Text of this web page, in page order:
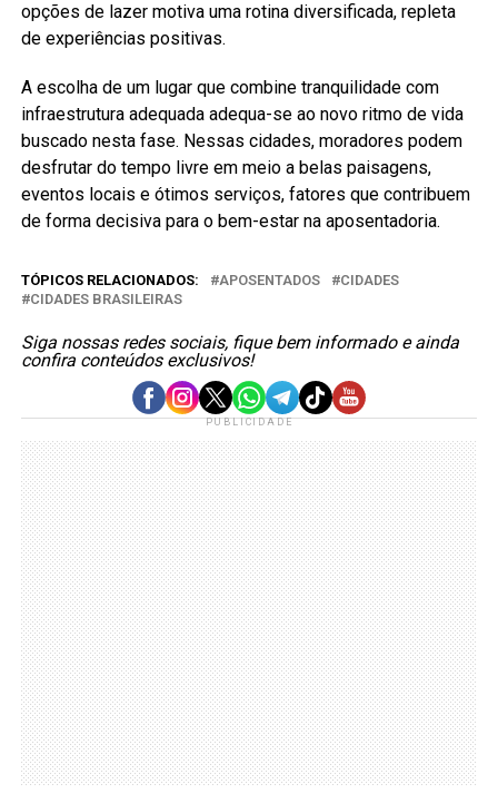
opções de lazer motiva uma rotina diversificada, repleta
de experiências positivas.
A escolha de um lugar que combine tranquilidade com
infraestrutura adequada adequa-se ao novo ritmo de vida
buscado nesta fase. Nessas cidades, moradores podem
desfrutar do tempo livre em meio a belas paisagens,
eventos locais e ótimos serviços, fatores que contribuem
de forma decisiva para o bem-estar na aposentadoria.
TÓPICOS RELACIONADOS: APOSENTADOS
CIDADES
CIDADES BRASILEIRAS
Siga nossas redes sociais, fique bem informado e ainda
confira conteúdos exclusivos!
PUBLICIDADE